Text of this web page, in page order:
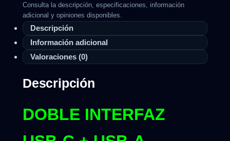
Consulta la descripción, especificaciones, información
adicional y opiniones disponibles.
Descripción
Información adicional
Valoraciones (0)
Descripción
DOBLE INTERFAZ